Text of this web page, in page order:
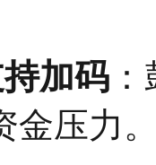
持加码‌
压力。